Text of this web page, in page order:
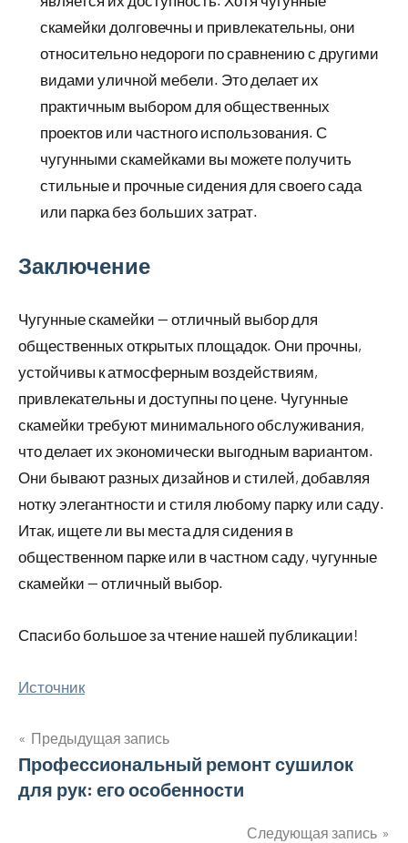
скамейки долговечны и привлекательны, они
относительно недороги по сравнению с другими
видами уличной мебели. Это делает их
практичным выбором для общественных
проектов или частного использования. С
чугунными скамейками вы можете получить
стильные и прочные сидения для своего сада
или парка без больших затрат.
Заключение
Чугунные скамейки — отличный выбор для
общественных открытых площадок. Они прочны,
устойчивы к атмосферным воздействиям,
привлекательны и доступны по цене. Чугунные
скамейки требуют минимального обслуживания,
что делает их экономически выгодным вариантом.
Они бывают разных дизайнов и стилей, добавляя
нотку элегантности и стиля любому парку или саду.
Итак, ищете ли вы места для сидения в
общественном парке или в частном саду, чугунные
скамейки — отличный выбор.
Спасибо большое за чтение нашей публикации!
Источник
Навигация
по
Предыдущая запись
Профессиональный ремонт сушилок
для рук: его особенности
Следующая запись